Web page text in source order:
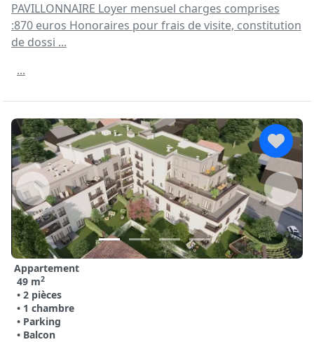
PAVILLONNAIRE Loyer mensuel charges comprises
:870 euros Honoraires pour frais de visite, constitution
de dossi ...
...
Appartement
49 m2
• 2 pièces
• 1 chambre
• Parking
• Balcon